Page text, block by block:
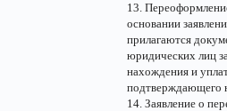
13.
основании
прилагаются
юридических лиц
нахождения и
подтверждающего
14. Заявление о